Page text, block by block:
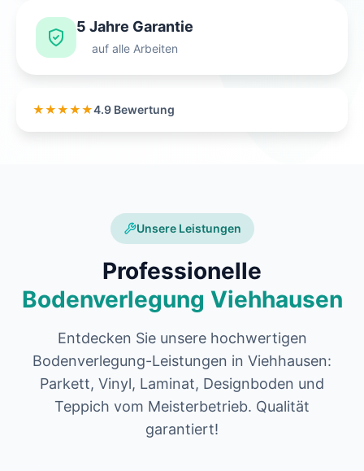
5 Jahre Garantie
auf alle Arbeiten
★★★★★4.9 Bewertung
Unsere Leistungen
Professionelle
Bodenverlegung Viehhausen
Entdecken Sie unsere hochwertigen
Bodenverlegung-Leistungen in Viehhausen:
Parkett, Vinyl, Laminat, Designboden und
Teppich vom Meisterbetrieb. Qualität
garantiert!